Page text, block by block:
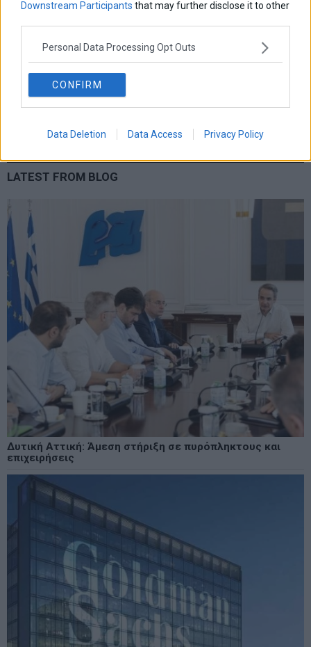
Downstream Participants that may further disclose it to other
Personal Data Processing Opt Outs
CONFIRM
Data Deletion Data Access Privacy Policy
Χρηματιστηριο Αθηνων αναπτυξη γερμανια
ελλαδα
χρηματιστηρια
ευρωπη
κυριακος μητσοτακης μεταρρυθμισεις
συριζατουρκια τραπεζες τσιπρας χρεος χρηματιστηριο
LATEST FROM BLOG
Δυτική Αττική: Άμεση στήριξη σε πυρόπληκτους και
επιχειρήσεις